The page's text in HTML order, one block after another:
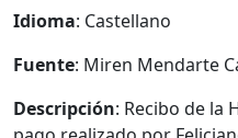
Idioma: Castellano
Fuente: Miren Mendarte
Descripción: Recibo de la